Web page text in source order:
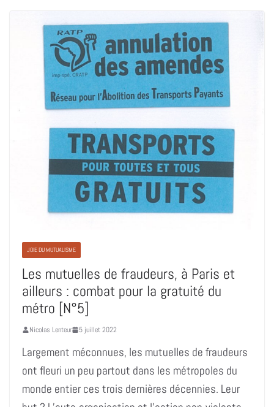
JOIE DU MUTUALISME
Les mutuelles de fraudeurs, à Paris et
ailleurs : combat pour la gratuité du
métro [N°5]
Nicolas Lenteur 5 juillet 2022
Largement méconnues, les mutuelles de fraudeurs
ont fleuri un peu partout dans les métropoles du
monde entier ces trois dernières décennies. Leur